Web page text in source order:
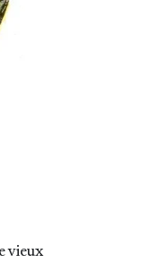
vieux